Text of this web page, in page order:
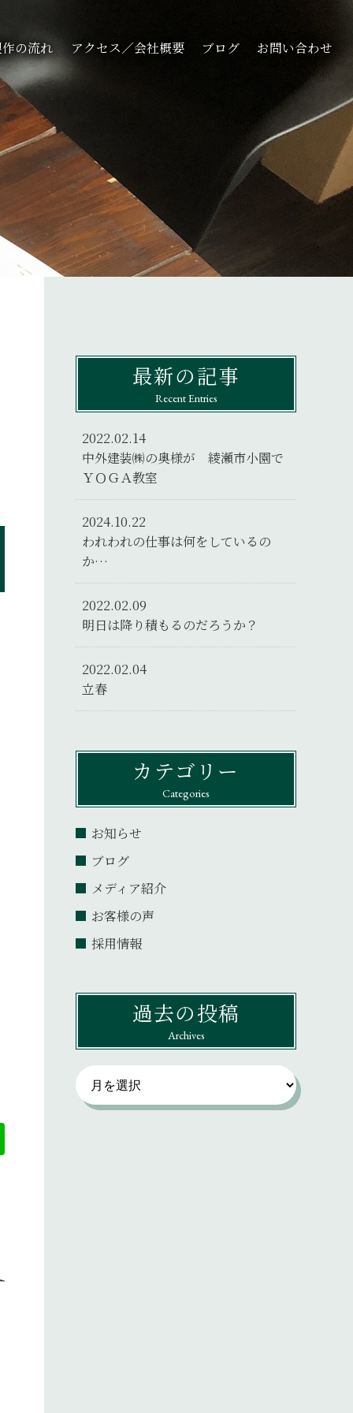
の流れ アクセス／会社概要 ブログ お問い合わせ
最新の記事
Recent Entries
2022.02.14
中外建装㈱の奥様が 綾瀬市小園で
ＹＯＧＡ教室
2024.10.22
われわれの仕事は何をしているの
か…
2022.02.09
明日は降り積もるのだろうか？
2022.02.04
立春
カテゴリー
Categories
お知らせ
ブログ
メディア紹介
お客様の声
採用情報
過去の投稿
Archives